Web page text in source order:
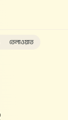
তেলাওয়াত